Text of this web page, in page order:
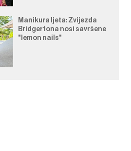
Manikura ljeta: Zvijezda
Bridgertona nosi savršene
"lemon nails"